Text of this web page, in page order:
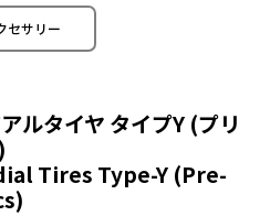
セサリー
ルタイヤ タイプY (プリ
Tires Type-Y (Pre-